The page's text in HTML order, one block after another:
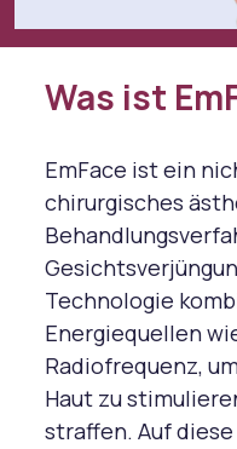
Was ist
EmFace ist ein
chirurgisches
Technologie
Energiequellen
Radiofrequenz,
Haut zu
straffen. Auf